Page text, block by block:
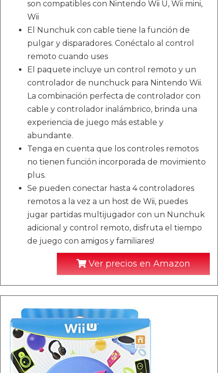
son compatibles con Nintendo Wii U, Wii mini,
Wii
El Nunchuk con cable tiene la función de
pulgar y disparadores. Conéctalo al control
remoto cuando uses
El paquete incluye un control remoto y un
controlador de nunchuck para Nintendo Wii.
La combinación perfecta de controlador con
cable y controlador inalámbrico, brinda una
experiencia de juego más estable y
abundante.
Tenga en cuenta que los controles remotos
no tienen función incorporada de movimiento
plus.
Se pueden conectar hasta 4 controladores
remotos a la vez a un host de Wii, puedes
jugar partidas multijugador con un Nunchuk
adicional y control remoto, disfruta el tiempo
de juego con amigos y familiares!
Ver precios en Amazon